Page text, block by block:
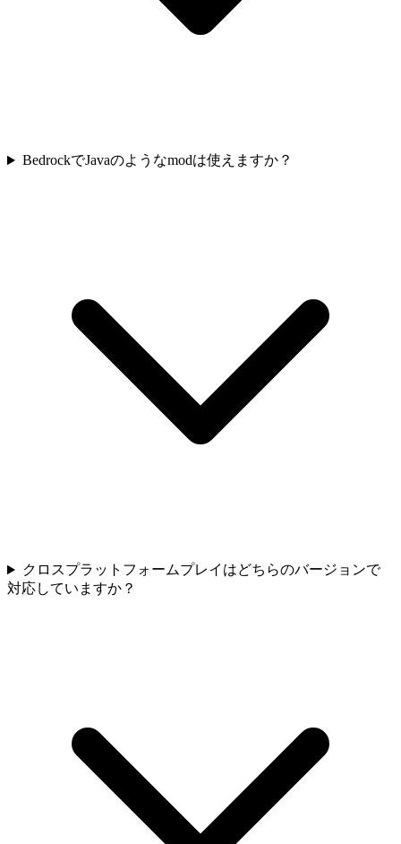
BedrockでJavaのようなmodは使えますか？
クロスプラットフォームプレイはどちらのバージョンで
対応していますか？